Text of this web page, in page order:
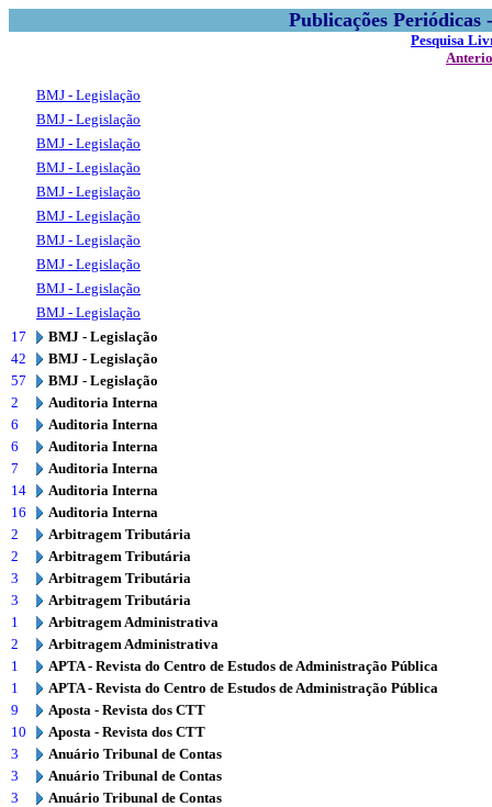
Publicações
Pesquisa
BMJ - Legislação
BMJ - Legislação
BMJ - Legislação
BMJ - Legislação
BMJ - Legislação
BMJ - Legislação
BMJ - Legislação
BMJ - Legislação
BMJ - Legislação
BMJ - Legislação
17
BMJ - Legislação
42
BMJ - Legislação
57
BMJ - Legislação
2
Auditoria Interna
6
Auditoria Interna
6
Auditoria Interna
7
Auditoria Interna
14
Auditoria Interna
16
Auditoria Interna
2
Arbitragem Tributária
2
Arbitragem Tributária
3
Arbitragem Tributária
3
Arbitragem Tributária
1
Arbitragem Administrativa
2
Arbitragem Administrativa
1
APTA - Revista do Centro de Estudos de Administração Pública
1
APTA - Revista do Centro de Estudos de Administração Pública
9
Aposta - Revista dos CTT
10
Aposta - Revista dos CTT
3
Anuário Tribunal de Contas
3
Anuário Tribunal de Contas
3
Anuário Tribunal de Contas